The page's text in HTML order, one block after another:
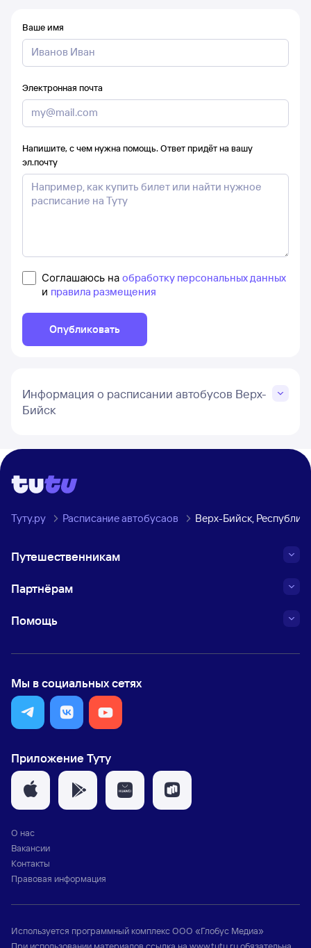
Ваше имя
Электронная почта
Напишите, с чем нужна помощь. Ответ придёт на вашу
эл.почту
Соглашаюсь на обработку персональных данных
и правила размещения
Опубликовать
Информация о расписании автобусов Верх-
Бийск
Туту.ру Расписание автобусаов Верх-Бийск,
Путешественникам
Партнёрам
Помощь
Мы в социальных сетях
Приложение Туту
О нас
Вакансии
Контакты
Правовая информация
Используется программный комплексООО «Глобус Медиа»